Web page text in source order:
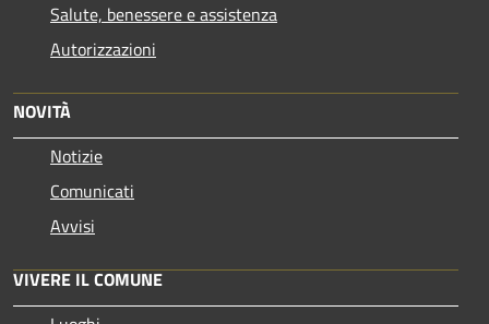
Salute, benessere e assistenza
Autorizzazioni
NOVITÀ
Notizie
Comunicati
Avvisi
VIVERE IL COMUNE